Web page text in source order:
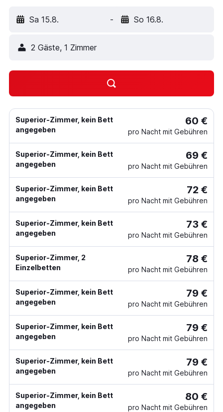
Sa 15.8. - So 16.8.
2 Gäste, 1 Zimmer
Superior-Zimmer, kein Bett
angegeben
60 €
pro Nacht mit Gebühren
Superior-Zimmer, kein Bett
angegeben
69 €
pro Nacht mit Gebühren
Superior-Zimmer, kein Bett
angegeben
72 €
pro Nacht mit Gebühren
Superior-Zimmer, kein Bett
angegeben
73 €
pro Nacht mit Gebühren
Superior-Zimmer, 2
Einzelbetten
78 €
pro Nacht mit Gebühren
Superior-Zimmer, kein Bett
angegeben
79 €
pro Nacht mit Gebühren
Superior-Zimmer, kein Bett
angegeben
79 €
pro Nacht mit Gebühren
Superior-Zimmer, kein Bett
angegeben
79 €
pro Nacht mit Gebühren
Superior-Zimmer, kein Bett
angegeben
80 €
pro Nacht mit Gebühren